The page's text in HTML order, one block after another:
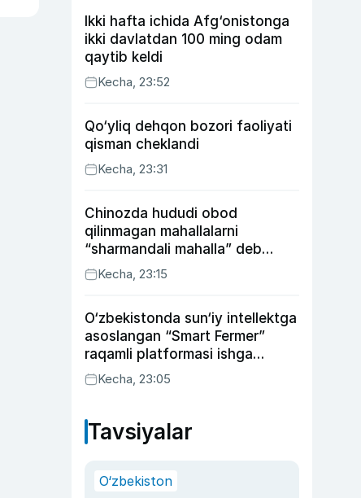
Ikki hafta ichida Afg‘onistonga
ikki davlatdan 100 ming odam
qaytib keldi
Kecha, 23:52
Qo‘yliq dehqon bozori faoliyati
qisman cheklandi
Kecha, 23:31
Chinozda hududi obod
qilinmagan mahallalarni
“sharmandali mahalla” deb
belgilash boshlandi
Kecha, 23:15
O‘zbekistonda sun‘iy intellektga
asoslangan “Smart Fermer”
raqamli platformasi ishga
tushiriladi
Kecha, 23:05
Tavsiyalar
O‘zbekiston